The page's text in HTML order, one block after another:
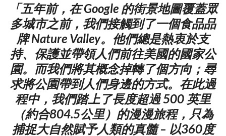
「五年前，在 Google 的街景地圖覆蓋眾
多城市之前，我們接觸到了一個食品品
牌 Nature Valley。他們總是熱衷於支
持、保護並帶領人們前往美國的國家公
園。而我們將其概念掉轉了個方向；尋
求將公園帶到人們身邊的方式。在此過
程中，我們踏上了長度超過 500 英里
（約合804.5公里）的漫漫旅程，只為
捕捉大自然賦予人類的真髓 – 以360度